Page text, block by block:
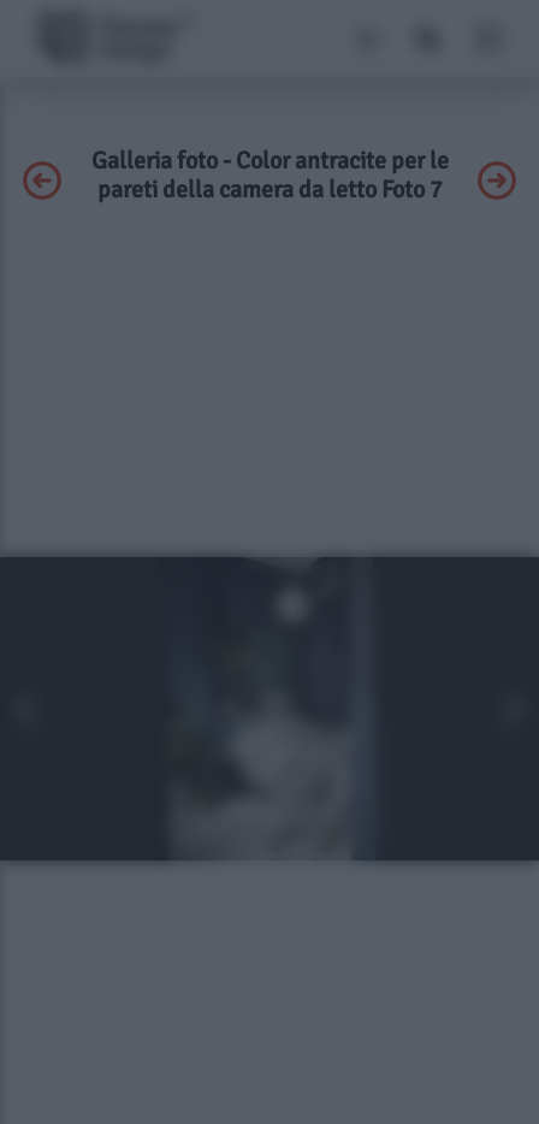
Galleria foto - Color antracite per le
pareti della camera da letto Foto 7